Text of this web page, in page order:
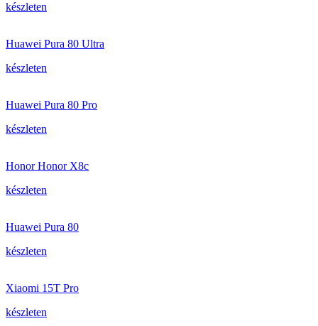
készleten
Huawei Pura 80 Ultra
készleten
Huawei Pura 80 Pro
készleten
Honor Honor X8c
készleten
Huawei Pura 80
készleten
Xiaomi 15T Pro
készleten